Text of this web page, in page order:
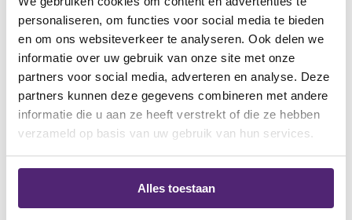
personaliseren, om functies voor social media te bieden
en om ons websiteverkeer te analyseren. Ook delen we
informatie over uw gebruik van onze site met onze
partners voor social media, adverteren en analyse. Deze
partners kunnen deze gegevens combineren met andere
informatie die u aan ze heeft verstrekt of die ze hebben
verzameld op basis van uw gebruik van hun services.
Alles toestaan
leefstijl en preventie
Het voorkomen van patella luxatie omvat het vermijden van
risicovolle activiteiten die de knie kunnen belasten, zoals
versterken van de spieren rondom de knie door regelmatige
oefeningen kan ook helpen om de stabiliteit te verbeteren en